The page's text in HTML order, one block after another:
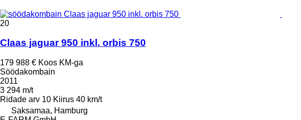
20
Claas jaguar 950 inkl. orbis 750
179 988 € Koos KM-ga
Söödakombain
2011
3 294 m/t
Ridade arv 10 Kiirus 40 km/t
Saksamaa, Hamburg